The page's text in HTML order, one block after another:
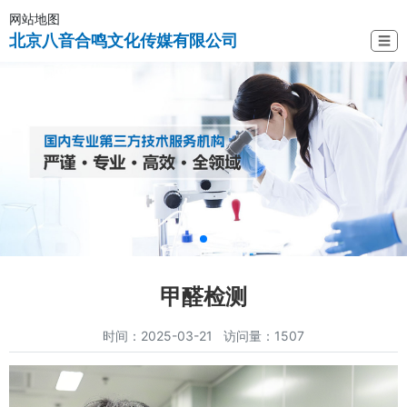
网站地图
北京八音合鸣文化传媒有限公司 ☰
甲醛检测
时间：2025-03-21 访问量：1507